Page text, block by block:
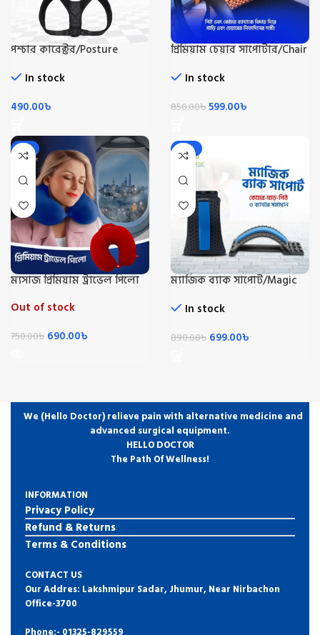
পশ্চার কারেক্টর/Posture
In stock
490.00৳
প্রিমিয়াম চেয়ার সাপোর্টার/Chair
In stock
850.00৳599.00৳
-8%
ম্যসাজ প্রিমিয়াম ট্রাভেল পিলো
Out of stock
750.00৳ 690.00৳
-21%
ম্যাজিক ব্যাক সাপোর্ট/Magic
In stock
890.00৳ 699.00৳
We (Hello Doctor) relieve pain with alternative medicine and
advanced surgical equipment.
HELLO DOCTOR
The Path Of Wellness!
INFORMATION
Privacy Policy
Refund & Returns
Terms & Conditions
CONTACT US
Our Addres: Lakshmipur Sadar, Jhumur, Near Nirbachon
Office-3700